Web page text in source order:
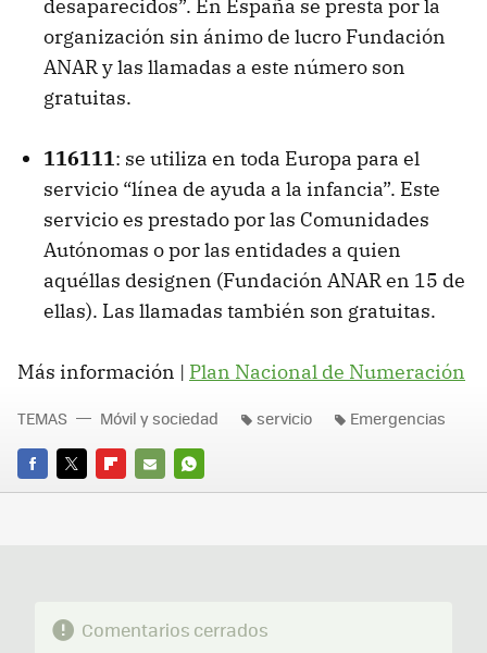
desaparecidos”. En España se presta por la
organización sin ánimo de lucro Fundación
ANAR y las llamadas a este número son
gratuitas.
116111: se utiliza en toda Europa para el
servicio “línea de ayuda a la infancia”. Este
servicio es prestado por las Comunidades
Autónomas o por las entidades a quien
aquéllas designen (Fundación ANAR en 15 de
ellas). Las llamadas también son gratuitas.
Más información | Plan Nacional de Numeración
FACEBOOK
TWITTERFLIPBOARD
E-
WHATSAPP
TEMAS Móvil y sociedad servicio Emergencias
Comentarios cerrados